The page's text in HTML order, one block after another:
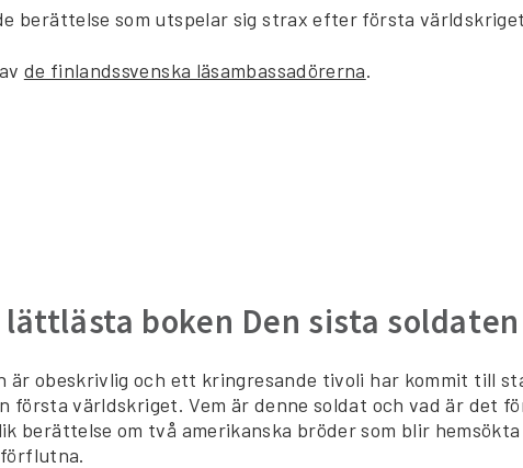
berättelse som utspelar sig strax efter första
de finlandssvenska läsambassadörerna.
boken Den sista soldaten
är obeskrivlig och ett kringresande tivoli har kommit till
första världskriget. Vem är denne soldat och vad är det
berättelse om två amerikanska bröder som blir